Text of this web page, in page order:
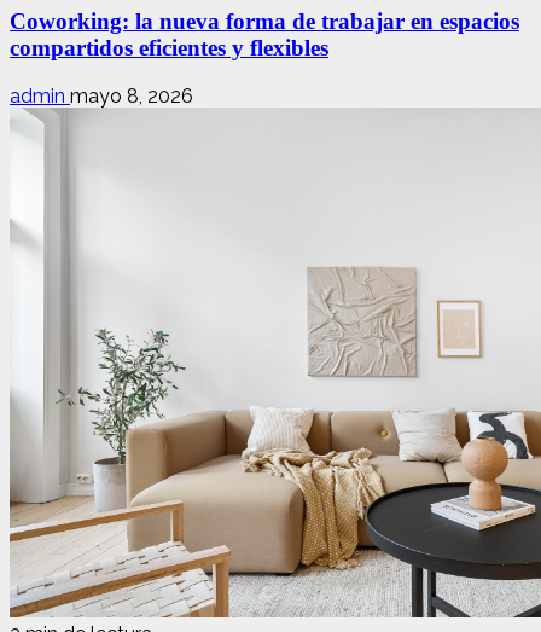
Coworking: la nueva forma de trabajar en espacios
compartidos eficientes y flexibles
admin mayo 8, 2026